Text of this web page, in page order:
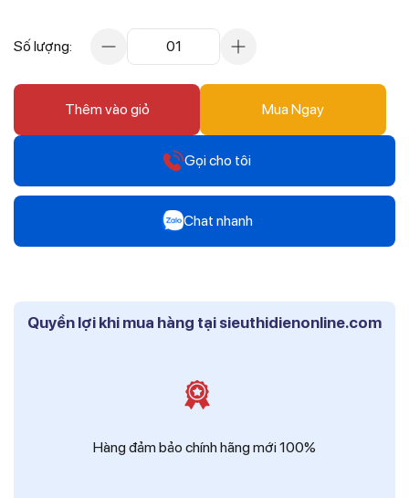
Số lượng: 01
Thêm vào giỏ Mua Ngay
Gọi cho tôi
0916 804 808
Chat nhanh
Mr Trâm - Điện Thái Dương
Quyền lợi khi mua hàng tại sieuthidienonline.com
Hàng đảm bảo chính hãng mới 100%